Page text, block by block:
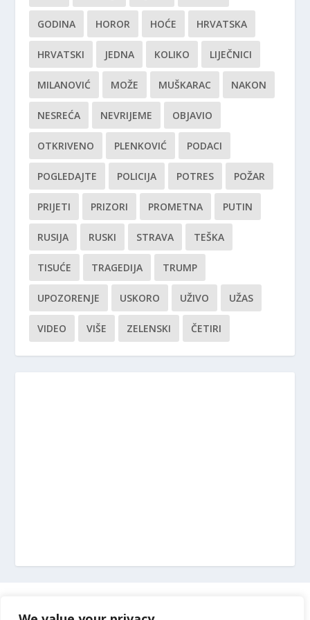
GODINA HOROR HOĆE HRVATSKA
HRVATSKI JEDNA KOLIKO LIJEČNICI
MILANOVIĆ MOŽE MUŠKARAC NAKON
NESREĆA NEVRIJEME OBJAVIO
OTKRIVENO PLENKOVIĆ PODACI
POGLEDAJTE POLICIJA POTRES POŽAR
PRIJETI PRIZORI PROMETNA PUTIN
RUSIJA RUSKI STRAVA TEŠKA
TISUĆE TRAGEDIJA TRUMP
UPOZORENJE USKORO UŽIVO UŽAS
VIDEO VIŠE ZELENSKI ČETIRI